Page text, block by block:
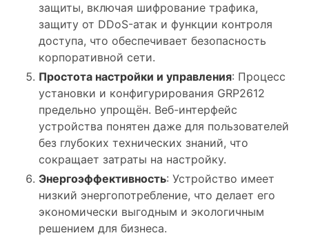
защиты, включая шифрование трафика,
защиту от DDoS-атак и функции контроля
доступа, что обеспечивает безопасность
корпоративной сети.
Простота настройки и управления: Процесс
установки и конфигурирования GRP2612
предельно упрощён. Веб-интерфейс
устройства понятен даже для пользователей
без глубоких технических знаний, что
сокращает затраты на настройку.
Энергоэффективность: Устройство имеет
низкий энергопотребление, что делает его
экономически выгодным и экологичным
решением для бизнеса.